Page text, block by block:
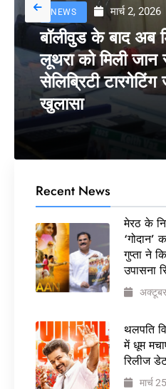
NEWS मार्च 2, 2026
बॉलीवुड के बाद अब
लूथरा को मिली
सेलिब्रिटी
खुलासा
Recent News
मेरठ के
‘गोदान’
गुप्ता ने
उपासना
थलपति
में धूम
रिलीज
मार्च